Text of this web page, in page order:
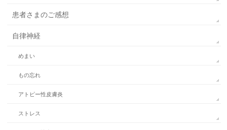
患者さまのご感想
自律神経
めまい
もの忘れ
アトピー性皮膚炎
ストレス